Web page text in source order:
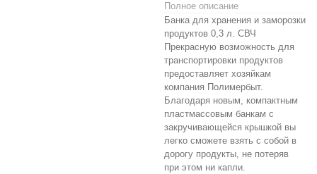
Полное описание
Банка для хранения и заморозки
продуктов 0,3 л. СВЧ
Прекрасную возможность для
транспортировки продуктов
предоставляет хозяйкам
компания Полимербыт.
Благодаря новым, компактным
пластмассовым банкам с
закручивающейся крышкой вы
легко сможете взять с собой в
дорогу продукты, не потеряв
при этом ни капли.